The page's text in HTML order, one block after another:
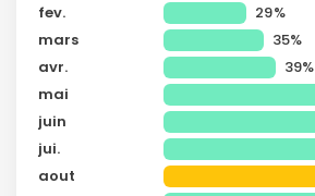
fev.
29%
mars
35%
avr.
39%
mai
juin
jui.
aout